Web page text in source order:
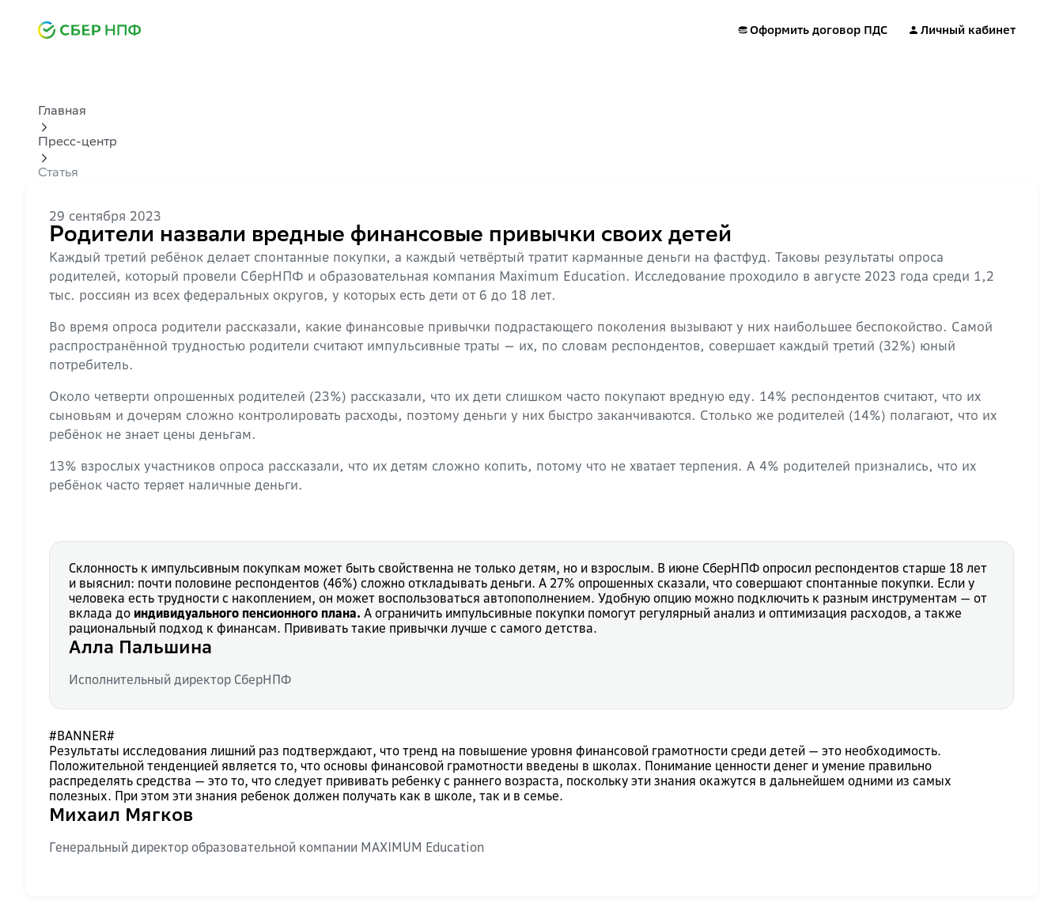
Оформить договор ПДС Личный кабинет
Главная
Пресс-центр
Статья
29 сентября 2023
Родители назвали вредные финансовые привычки своих детей
Каждый третий ребёнок делает спонтанные покупки, а каждый четвёртый тратит карманные деньги на фастфуд. Таковы результаты опроса
родителей, который провели СберНПФ и образовательная компания Maximum Education. Исследование проходило в августе 2023 года среди 1,2
тыс. россиян из всех федеральных округов, у которых есть дети от 6 до 18 лет.
Во время опроса родители рассказали, какие финансовые привычки подрастающего поколения вызывают у них наибольшее беспокойство. Самой
распространённой трудностью родители считают импульсивные траты — их, по словам респондентов, совершает каждый третий (32%) юный
потребитель.
Около четверти опрошенных родителей (23%) рассказали, что их дети слишком часто покупают вредную еду. 14% респондентов считают, что их
сыновьям и дочерям сложно контролировать расходы, поэтому деньги у них быстро заканчиваются. Столько же родителей (14%) полагают, что их
ребёнок не знает цены деньгам.
13% взрослых участников опроса рассказали, что их детям сложно копить, потому что не хватает терпения. А 4% родителей признались, что их
ребёнок часто теряет наличные деньги.
Склонность к импульсивным покупкам может быть свойственна не только детям, но и взрослым. В июне СберНПФ опросил респондентов старше 18 лет
и выяснил: почти половине респондентов (46%) сложно откладывать деньги. А 27% опрошенных сказали, что совершают спонтанные покупки. Если у
человека есть трудности с накоплением, он может воспользоваться автопополнением. Удобную опцию можно подключить к разным инструментам — от
вклада до индивидуального пенсионного плана. А ограничить импульсивные покупки помогут регулярный анализ и оптимизация расходов, а также
рациональный подход к финансам. Прививать такие привычки лучше с самого детства.
Алла Пальшина
Исполнительный директор СберНПФ
#BANNER#
Результаты исследования лишний раз подтверждают, что тренд на повышение уровня финансовой грамотности среди детей — это необходимость.
Положительной тенденцией является то, что основы финансовой грамотности введены в школах. Понимание ценности денег и умение правильно
распределять средства — это то, что следует прививать ребенку с раннего возраста, поскольку эти знания окажутся в дальнейшем одними из самых
полезных. При этом эти знания ребенок должен получать как в школе, так и в семье.
Михаил Мягков
Генеральный директор образовательной компании MAXIMUM Education